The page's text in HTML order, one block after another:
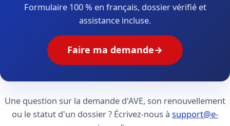
Formulaire 100 % en français, dossier vérifié et
assistance incluse.
Faire ma demande→
Une question sur la demande d'AVE, son renouvellement
ou le statut d'un dossier ? Écrivez-nous à support@e-